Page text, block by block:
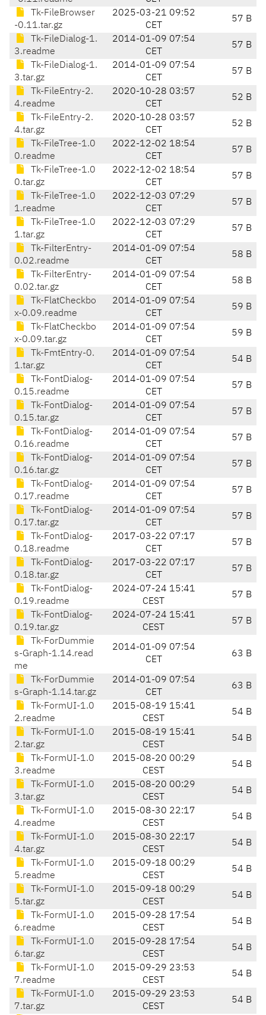
Tk-FileBrowser
-0.11.tar.gz
2025-03-21 09:52
CET
57 B
Tk-FileDialog-1.
3.readme
2014-01-09 07:54
CET
57 B
Tk-FileDialog-1.
3.tar.gz
2014-01-09 07:54
CET
57 B
Tk-FileEntry-2.
4.readme
2020-10-28 03:57
CET
52 B
Tk-FileEntry-2.
4.tar.gz
2020-10-28 03:57
CET
52 B
Tk-FileTree-1.0
0.readme
2022-12-02 18:54
CET
57 B
Tk-FileTree-1.0
0.tar.gz
2022-12-02 18:54
CET
57 B
Tk-FileTree-1.0
1.readme
2022-12-03 07:29
CET
57 B
Tk-FileTree-1.0
1.tar.gz
2022-12-03 07:29
CET
57 B
Tk-FilterEntry-
0.02.readme
2014-01-09 07:54
CET
58 B
Tk-FilterEntry-
0.02.tar.gz
2014-01-09 07:54
CET
58 B
Tk-FlatCheckbo
x-0.09.readme
2014-01-09 07:54
CET
59 B
Tk-FlatCheckbo
x-0.09.tar.gz
2014-01-09 07:54
CET
59 B
Tk-FmtEntry-0.
1.tar.gz
2014-01-09 07:54
CET
54 B
Tk-FontDialog-
0.15.readme
2014-01-09 07:54
CET
57 B
Tk-FontDialog-
0.15.tar.gz
2014-01-09 07:54
CET
57 B
Tk-FontDialog-
0.16.readme
2014-01-09 07:54
CET
57 B
Tk-FontDialog-
0.16.tar.gz
2014-01-09 07:54
CET
57 B
Tk-FontDialog-
0.17.readme
2014-01-09 07:54
CET
57 B
Tk-FontDialog-
0.17.tar.gz
2014-01-09 07:54
CET
57 B
Tk-FontDialog-
0.18.readme
2017-03-22 07:17
CET
57 B
Tk-FontDialog-
0.18.tar.gz
2017-03-22 07:17
CET
57 B
Tk-FontDialog-
0.19.readme
2024-07-24 15:41
CEST
57 B
Tk-FontDialog-
0.19.tar.gz
2024-07-24 15:41
CEST
57 B
Tk-ForDummie
s-Graph-1.14.read
me
2014-01-09 07:54
CET
63 B
Tk-ForDummie
s-Graph-1.14.tar.gz
2014-01-09 07:54
CET
63 B
Tk-FormUI-1.0
2.readme
2015-08-19 15:41
CEST
54 B
Tk-FormUI-1.0
2.tar.gz
2015-08-19 15:41
CEST
54 B
Tk-FormUI-1.0
3.readme
2015-08-20 00:29
CEST
54 B
Tk-FormUI-1.0
3.tar.gz
2015-08-20 00:29
CEST
54 B
Tk-FormUI-1.0
4.readme
2015-08-30 22:17
CEST
54 B
Tk-FormUI-1.0
4.tar.gz
2015-08-30 22:17
CEST
54 B
Tk-FormUI-1.0
5.readme
2015-09-18 00:29
CEST
54 B
Tk-FormUI-1.0
5.tar.gz
2015-09-18 00:29
CEST
54 B
Tk-FormUI-1.0
6.readme
2015-09-28 17:54
CEST
54 B
Tk-FormUI-1.0
6.tar.gz
2015-09-28 17:54
CEST
54 B
Tk-FormUI-1.0
7.readme
2015-09-29 23:53
CEST
54 B
Tk-FormUI-1.0
7.tar.gz
2015-09-29 23:53
CEST
54 B